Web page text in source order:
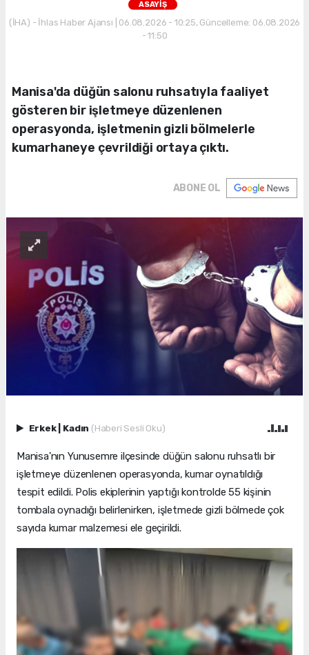
ASAYİŞ
(İHA) - İhlas Haber Ajansı | 06.08.2026 - 10:25, Güncelleme: 06.08.2026
- 11:50
Manisa'da düğün salonu ruhsatıyla faaliyet
gösteren bir işletmeye düzenlenen
operasyonda, işletmenin gizli bölmelerle
kumarhaneye çevrildiği ortaya çıktı.
ABONE OL
Erkek Kadın (Haberi Sesli Oku)
Manisa'nın Yunusemre ilçesinde düğün salonu ruhsatlı bir
işletmeye düzenlenen operasyonda, kumar oynatıldığı
tespit edildi. Polis ekiplerinin yaptığı kontrolde 55 kişinin
tombala oynadığı belirlenirken, işletmede gizli bölmede çok
sayıda kumar malzemesi ele geçirildi.